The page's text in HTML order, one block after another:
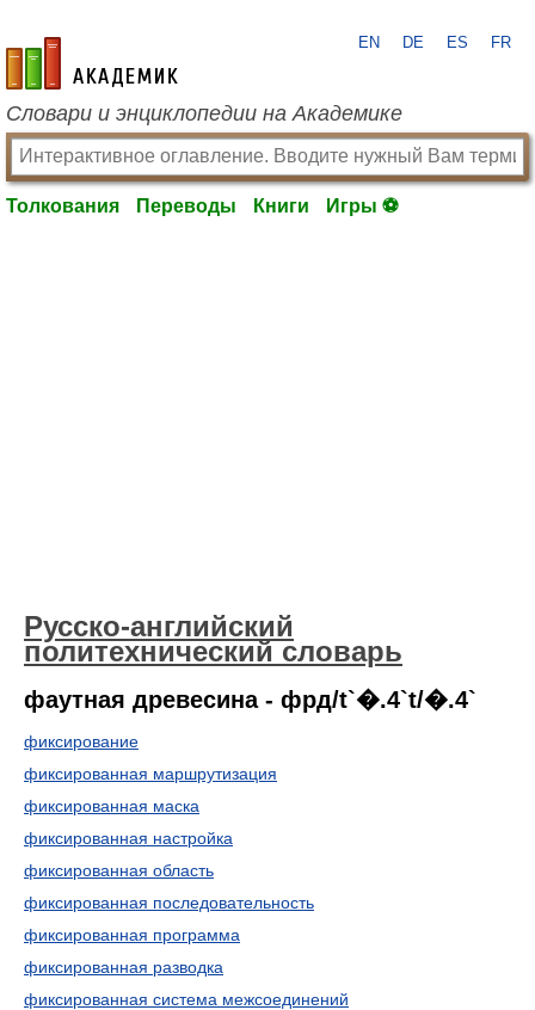
academic.ru
EN DE ES FR
Словари и энциклопедии на Академике
Толкования Переводы Книги Игры ⚽
Русско-английский
политехнический словарь
фаутная древесина - фрд/t`�.4`t/�.4`
фиксирование
фиксированная маршрутизация
фиксированная маска
фиксированная настройка
фиксированная область
фиксированная последовательность
фиксированная программа
фиксированная разводка
фиксированная система межсоединений